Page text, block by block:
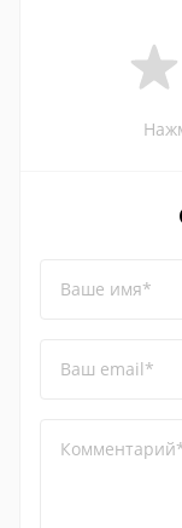
Ваше имя*
Ваш email*